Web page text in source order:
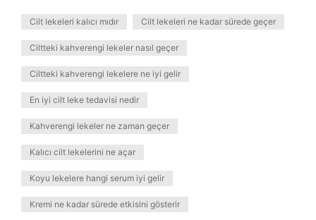
Cilt lekeleri kalıcı mıdır Cilt lekeleri ne kadar sürede geçer
Ciltteki kahverengi lekeler nasıl geçer
Ciltteki kahverengi lekelere ne iyi gelir
En iyi cilt leke tedavisi nedir
Kahverengi lekeler ne zaman geçer
Kalıcı cilt lekelerini ne açar
Koyu lekelere hangi serum iyi gelir
Kremi ne kadar sürede etkisini gösterir